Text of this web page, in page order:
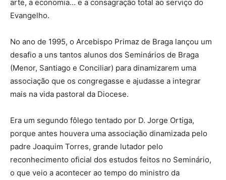
arte, a economia… e a consagração total ao serviço do
Evangelho.
No ano de 1995, o Arcebispo Primaz de Braga lançou um
desafio a uns tantos alunos dos Seminários de Braga
(Menor, Santiago e Conciliar) para dinamizarem uma
associação que os congregasse e ajudasse a integrar
mais na vida pastoral da Diocese.
Era um segundo fôlego tentado por D. Jorge Ortiga,
porque antes houvera uma associação dinamizada pelo
padre Joaquim Torres, grande lutador pelo
reconhecimento oficial dos estudos feitos no Seminário,
o que veio a acontecer ao tempo do ministro da